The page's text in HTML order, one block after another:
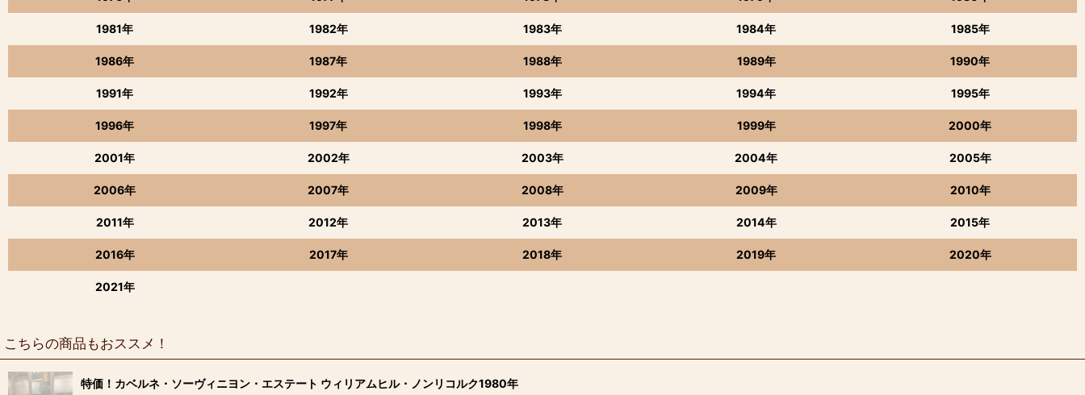
1981年 1982年 1983年 1984年 1985年
1986年 1987年 1988年 1989年 1990年
1991年 1992年 1993年 1994年 1995年
1996年 1997年 1998年 1999年 2000年
2001年 2002年 2003年 2004年 2005年
2006年 2007年 2008年 2009年 2010年
2011年 2012年 2013年 2014年 2015年
2016年 2017年 2018年 2019年 2020年
2021年
こちらの商品もおススメ！
特価！カベルネ・ソーヴィニヨン・エステート ウィリアムヒル・ノンリコルク1980年